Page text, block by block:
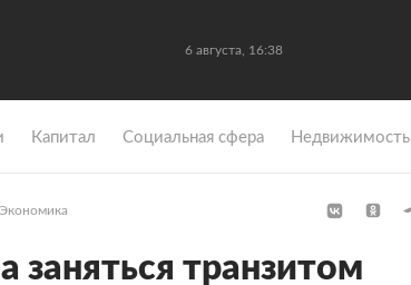
6 августа, 16:38
Капитал Социальная сфера Недвижимость
Экономика
заняться транзитом